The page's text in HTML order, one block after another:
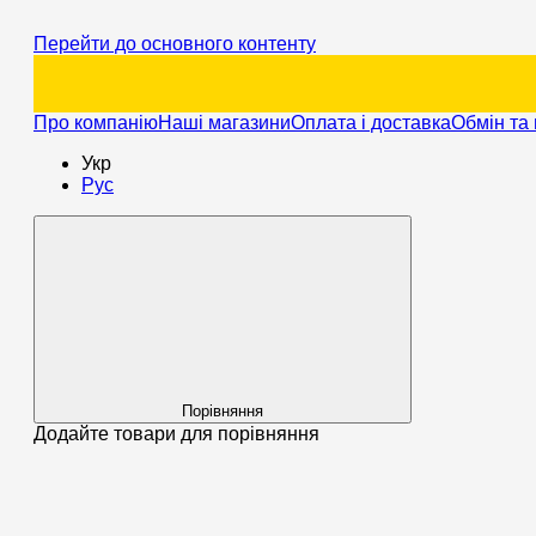
Перейти до основного контенту
Про компаніюНаші магазиниОплата і доставкаОбмін та
Укр
Рус
Порівняння
Додайте товари для порівняння